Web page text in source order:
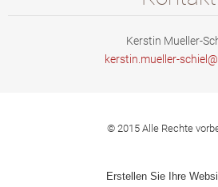
Kerstin Mueller-
kerstin. mueller-
© 2015 Alle Rechte
Erstellen Sie Ihre